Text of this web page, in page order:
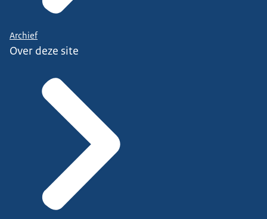
Archief
Over deze site